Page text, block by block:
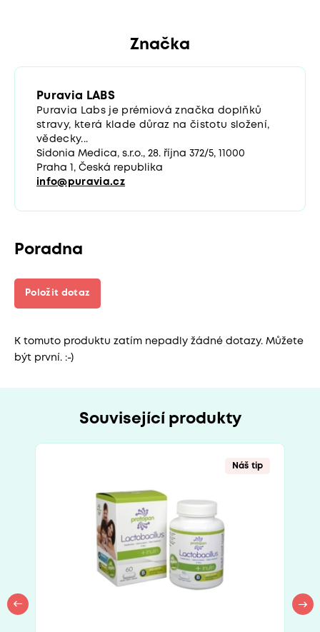
Značka
Puravia LABS
Puravia Labs je prémiová značka doplňků
stravy, která klade důraz na čistotu složení,
vědecky...
Sidonia Medica, s.r.o., 28. října 372/5, 11000
Praha 1, Česká republika
info@puravia.cz
Poradna
Položit dotaz
K tomuto produktu zatím nepadly žádné dotazy. Můžete
být první. :-)
Související produkty
Náš tip